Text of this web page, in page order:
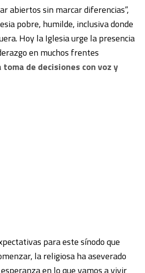
abiertos sin marcar diferencias”,
pobre, humilde, inclusiva donde
Hoy la Iglesia urge la presencia
en muchos frentes
toma de decisiones con voz y
para este sínodo que
la religiosa ha aseverado